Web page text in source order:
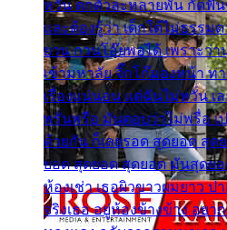
หวั่น ตกตัวละหลายพัน กัดฟัน
และต้องรู้ว่า เด็กใต้ไม่ธรรม
ยวน กวนโอ๊ยพอได้ เพราะว่
เข้ามหาลัย จิ๊กโก๊มองหน้า ท่
เรื่องแน่นอน แต่ฉันไม่หวั่น เ
พรั่นพรือ มันตอบว่าไม่พรื่อ เ
ด้วยกัน ก็เลยรอด สุดยอด สุ
ยอด สุดยอด สุดยอด มันสุดย
ห้องเช่า เธอผิวขาวผมยาว ป
จริงเธอ อยู่ห้องข้างข้าง อยา